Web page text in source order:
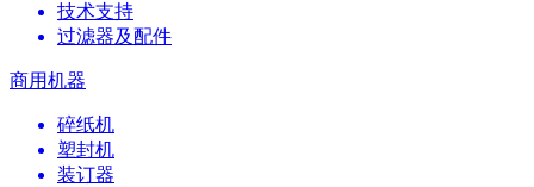
技术支持
过滤器及配件
商用机器
碎纸机
塑封机
装订器